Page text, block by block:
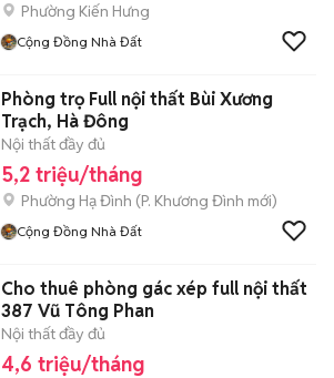
Phường Kiến Hưng
Cộng Đồng Nhà Đất
Phòng trọ Full nội thất Bùi Xương
Trạch, Hà Đông
Nội thất đầy đủ
5,2 triệu/tháng
Phường Hạ Đình (P. Khương Đình mới)
Cộng Đồng Nhà Đất
Cho thuê phòng gác xép full nội thất
387 Vũ Tông Phan
Nội thất đầy đủ
4,6 triệu/tháng